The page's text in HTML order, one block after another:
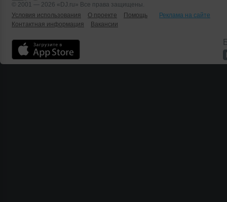
© 2001 — 2026 «DJ.ru» Все права защищены.
Условия использования
О проекте Помощь
Реклама на сайте
Контактная информация
Вакансии